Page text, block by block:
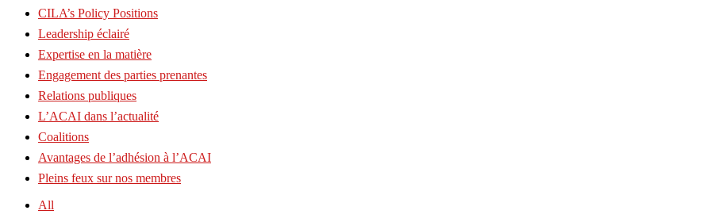
CILA’s Policy Positions
Leadership éclairé
Expertise en la matière
Engagement des parties prenantes
Relations publiques
L’ACAI dans l’actualité
Coalitions
Avantages de l’adhésion à l’ACAI
Pleins feux sur nos membres
All